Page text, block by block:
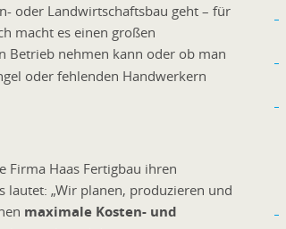
oder Landwirtschaftsbau geht – für
macht es einen großen
Betrieb nehmen kann oder ob man
oder fehlenden Handwerkern
Firma Haas Fertigbau ihren
lautet: „Wir planen, produzieren und
maximale Kosten- und